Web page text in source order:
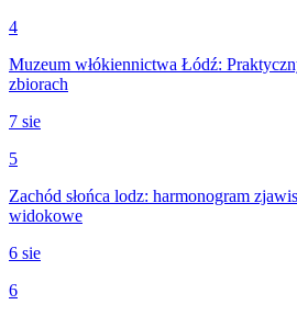
4
Muzeum włókiennictwa Łódź:
zbiorach
7 sie
5
Zachód słońca lodz: harmonogram
widokowe
6 sie
6